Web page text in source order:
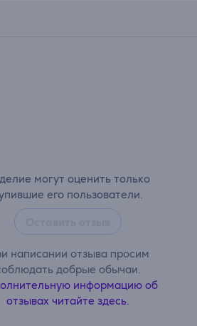
могут оценить только
его пользователи.
написании отзыва просим
добрые обычаи.
информацию об
отзывах читайте здесь.